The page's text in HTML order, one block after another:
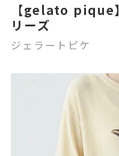
【gelato pique
リーズ
ジェラートピケ